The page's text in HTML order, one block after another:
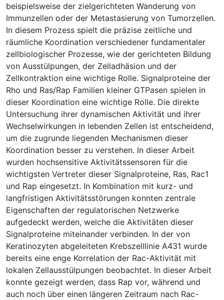
beispielsweise der zielgerichteten Wanderung von
Immunzellen oder der Metastasierung von Tumorzellen.
In diesem Prozess spielt die präzise zeitliche und
räumliche Koordination verschiedener fundamentaler
zellbiologischer Prozesse, wie der gerichteten Bildung
von Ausstülpungen, der Zelladhäsion und der
Zellkontraktion eine wichtige Rolle. Signalproteine der
Rho und Ras/Rap Familien kleiner GTPasen spielen in
dieser Koordination eine wichtige Rolle. Die direkte
Untersuchung ihrer dynamischen Aktivität und ihrer
Wechselwirkungen in lebenden Zellen ist entscheidend,
um die zugrunde liegenden Mechanismen dieser
Koordination besser zu verstehen. In dieser Arbeit
wurden hochsensitive Aktivitätssensoren für die
wichtigsten Vertreter dieser Signalproteine, Ras, Rac1
und Rap eingesetzt. In Kombination mit kurz- und
langfristigen Aktivitätsstörungen konnten zentrale
Eigenschaften der regulatorischen Netzwerke
aufgedeckt werden, welche die Aktivitäten dieser
Signalproteine miteinander verbinden. In der von
Keratinozyten abgeleiteten Krebszelllinie A431 wurde
bereits eine enge Korrelation der Rac-Aktivität mit
lokalen Zellausstülpungen beobachtet. In dieser Arbeit
konnte gezeigt werden, dass Rap vor, während und
auch noch über einen längeren Zeitraum nach Rac-